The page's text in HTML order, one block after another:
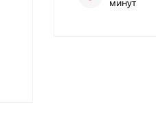
минут